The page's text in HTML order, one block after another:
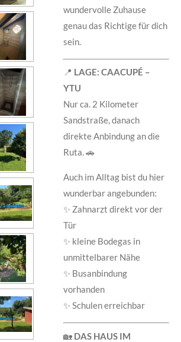
wundervolle Zuhause
genau das Richtige für dich
sein.
📍 LAGE: CAACUPÉ –
YTU
Nur ca. 2 Kilometer
Sandstraße, danach
direkte Anbindung an die
Ruta. 🚗
Auch im Alltag bist du hier
wunderbar angebunden:
✨ Zahnarzt direkt vor der
Tür
✨ kleine Bodegas in
unmittelbarer Nähe
✨ Busanbindung
vorhanden
✨ Schulen erreichbar
🏡 DAS HAUS IM